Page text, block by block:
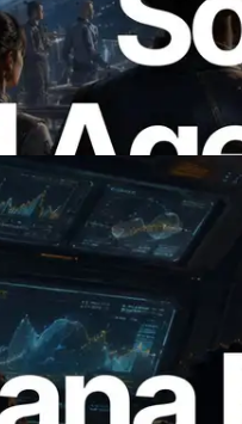
ให้ API ที่ต้องใช้